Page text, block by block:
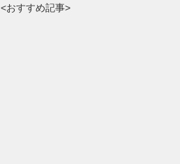
<おすすめ記事>